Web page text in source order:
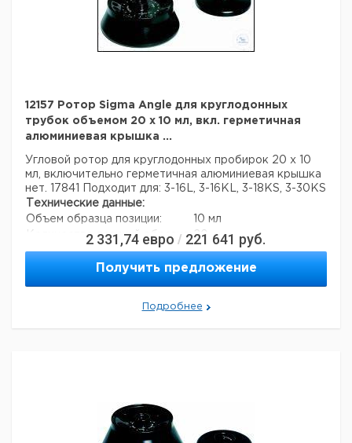
12157 Ротор Sigma Angle для круглодонных
трубок объемом 20 x 10 мл, вкл. герметичная
алюминиевая крышка ...
Угловой ротор для круглодонных пробирок 20 x 10
мл, включительно герметичная алюминиевая крышка
нет. 17841
Подходит для: 3-16L, 3-16KL, 3-18KS, 3-30KS
Технические данные:
Объем образца позиции:
10 мл
Количество позиций образца: 20
2 331,74 евро / 221 641 руб.
Получить предложение
Подробнее